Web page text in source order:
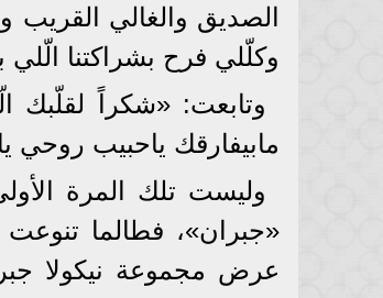
الصديق والغالي
وكلّلي فرح بشراكتنا الّلي
وتابعت: «شكراً لقلّبك
مابيفارقك ياحبيب روحي
وليست تلك المرة
«جبران»، فطالما تنوعت